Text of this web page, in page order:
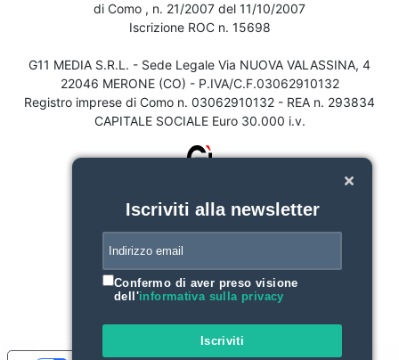
di Como , n. 21/2007 del 11/10/2007
Iscrizione ROC n. 15698
G11 MEDIA S.R.L. - Sede Legale Via NUOVA VALASSINA, 4
22046 MERONE (CO) - P.IVA/C.F.03062910132
Registro imprese di Como n. 03062910132 - REA n. 293834
CAPITALE SOCIALE Euro 30.000 i.v.
Iscriviti alla newsletter
Confermo di aver preso visione
dell'informativa sulla privacy
Iscriviti